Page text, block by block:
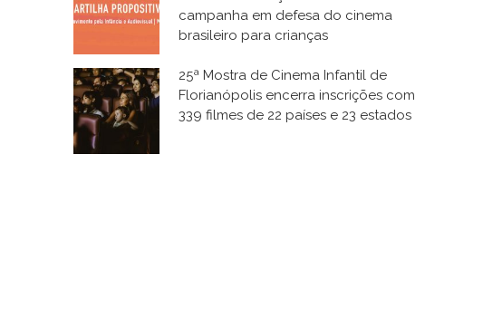
campanha em defesa do cinema
brasileiro para crianças
25ª Mostra de Cinema Infantil de
Florianópolis encerra inscrições com
339 filmes de 22 países e 23 estados